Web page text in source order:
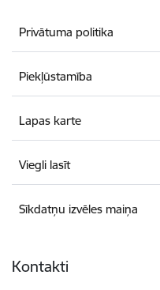
Privātuma politika
Piekļūstamība
Lapas karte
Viegli lasīt
Sīkdatņu izvēles maiņa
Kontakti